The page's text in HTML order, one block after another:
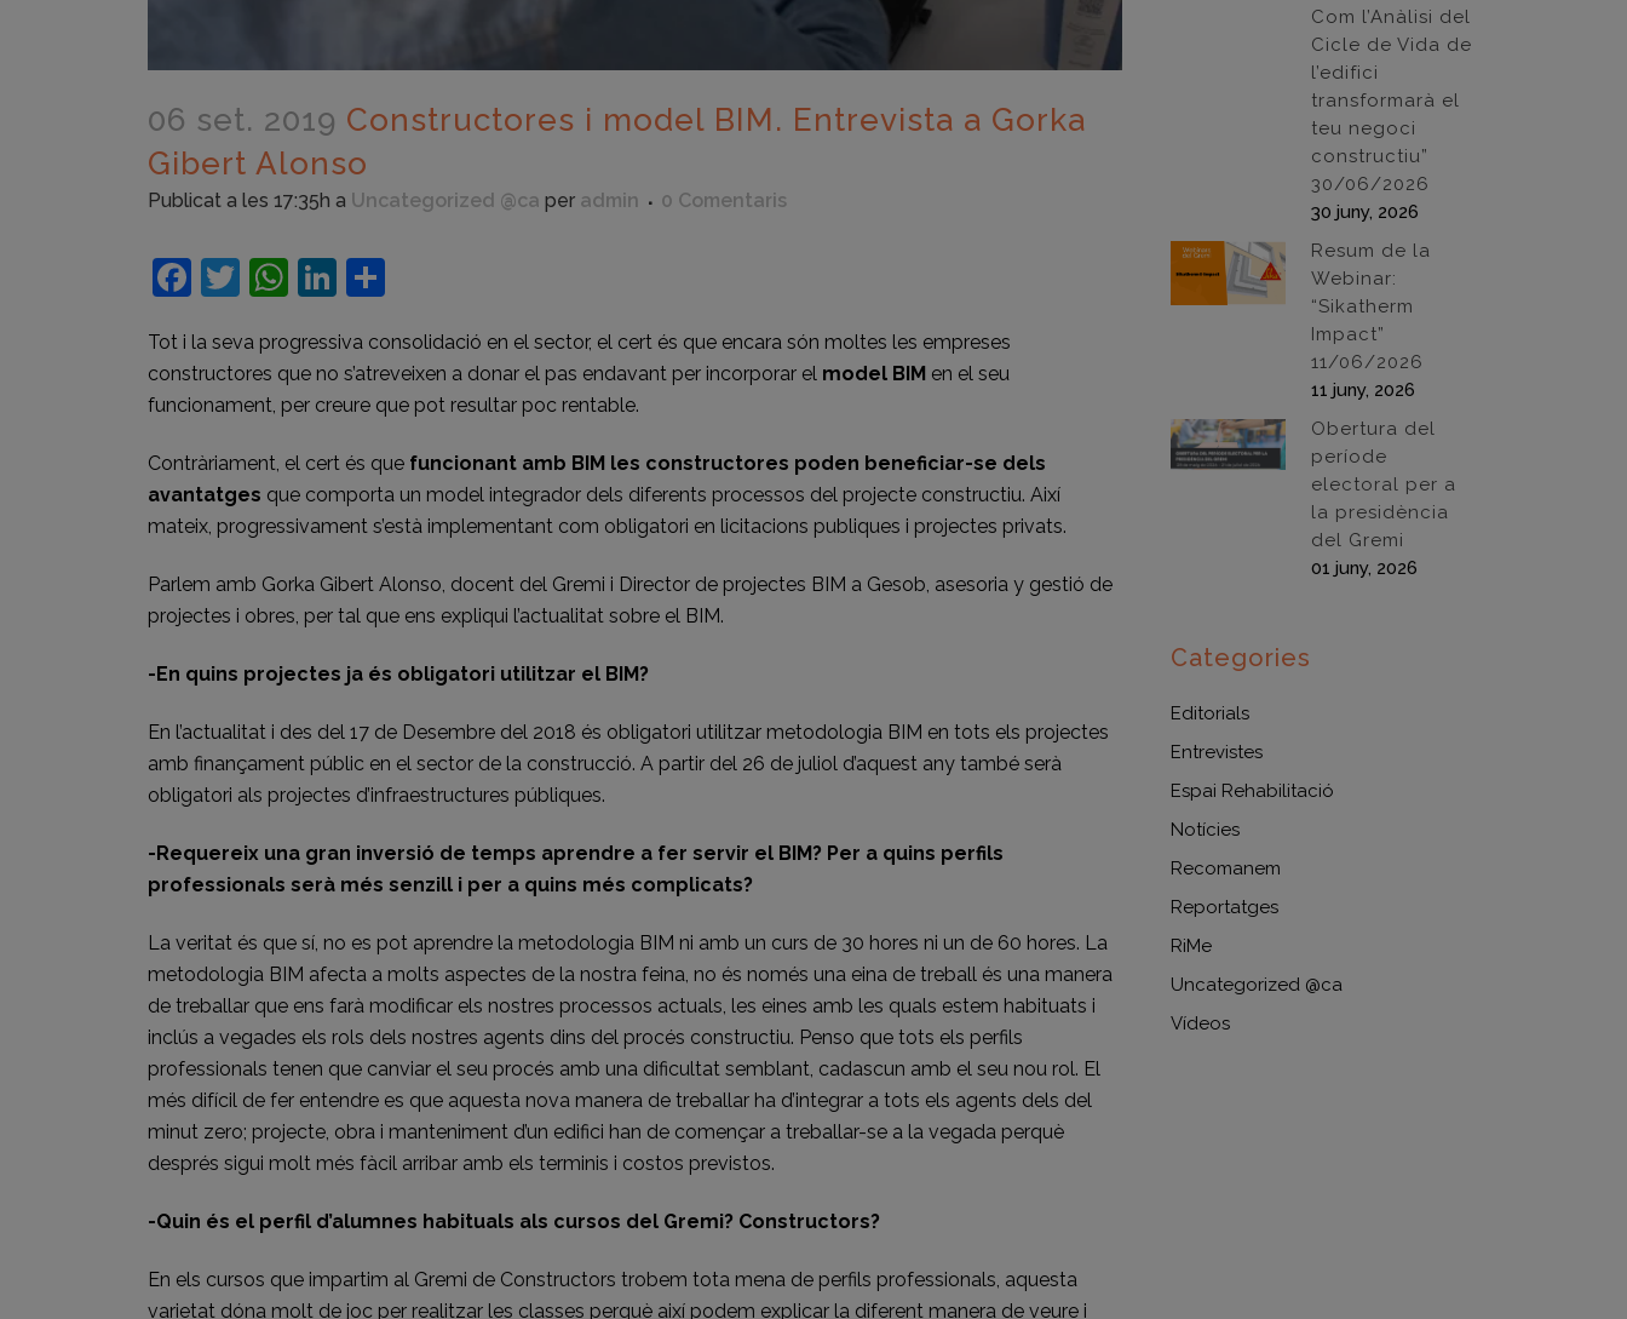
06 set. 2019 Constructores i model BIM. Entrevista a Gorka
Gibert Alonso
Publicat a les 17:35h a Uncategorized @ca per admin 0 Comentaris
Facebook
Twitter
WhatsApp
LinkedIn
Tot i la seva progressiva consolidació en el sector, el cert és que encara són moltes les empreses
constructores que no s’atreveixen a donar el pas endavant per incorporar el model BIM en el seu
funcionament, per creure que pot resultar poc rentable.
Contràriament, el cert és que funcionant amb BIM les constructores poden beneficiar-se dels
avantatges que comporta un model integrador dels diferents processos del projecte constructiu. Així
mateix, progressivament s’està implementant com obligatori en licitacions publiques i projectes privats.
Parlem amb Gorka Gibert Alonso, docent del Gremi i Director de projectes BIM a Gesob, asesoria y gestió de
projectes i obres, per tal que ens expliqui l’actualitat sobre el BIM.
-En quins projectes ja és obligatori utilitzar el BIM?
En l’actualitat i des del 17 de Desembre del 2018 és obligatori utilitzar metodologia BIM en tots els projectes
amb finançament públic en el sector de la construcció. A partir del 26 de juliol d’aquest any també serà
obligatori als projectes d’infraestructures públiques.
-Requereix una gran inversió de temps aprendre a fer servir el BIM? Per a quins perfils
professionals serà més senzill i per a quins més complicats?
La veritat és que sí, no es pot aprendre la metodologia BIM ni amb un curs de 30 hores ni un de 60 hores. La
metodologia BIM afecta a molts aspectes de la nostra feina, no és només una eina de treball és una manera
de treballar que ens farà modificar els nostres processos actuals, les eines amb les quals estem habituats i
inclús a vegades els rols dels nostres agents dins del procés constructiu. Penso que tots els perfils
professionals tenen que canviar el seu procés amb una dificultat semblant, cadascun amb el seu nou rol. El
més difícil de fer entendre es que aquesta nova manera de treballar ha d’integrar a tots els agents dels del
minut zero; projecte, obra i manteniment d’un edifici han de començar a treballar-se a la vegada perquè
després sigui molt més fàcil arribar amb els terminis i costos previstos.
-Quin és el perfil d’alumnes habituals als cursos del Gremi? Constructors?
En els cursos que impartim al Gremi de Constructors trobem tota mena de perfils professionals, aquesta
varietat dóna molt de joc per realitzar les classes perquè així podem explicar la diferent manera de veure i
Com l’Anàlisi del
Cicle de Vida de
l’edifici
transformarà el
teu negoci
constructiu”
30/06/2026
30 juny, 2026
Resum de la
Webinar:
“Sikatherm
Impact”
11/06/2026
11 juny, 2026
Obertura del
període
electoral per a
la presidència
del Gremi
01 juny, 2026
Categories
Editorials
Entrevistes
Espai Rehabilitació
Notícies
Recomanem
Reportatges
RiMe
Uncategorized @ca
Vídeos